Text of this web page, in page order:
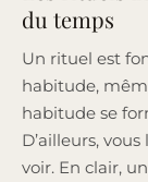
du temps
Un rituel est
habitude,
habitude se
D’ailleurs,
voir. En clair,